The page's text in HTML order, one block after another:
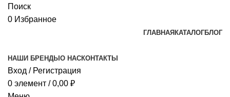
Поиск
0 Избранное
ГЛАВНАЯ КАТАЛОГБЛОГ
НАШИ БРЕНДЫ О НАСКОНТАКТЫ
Вход / Регистрация
0 элемент / 0,00 ₽